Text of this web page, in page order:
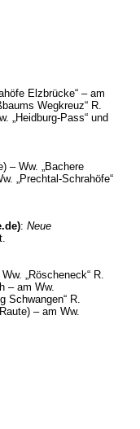
Elzbrücke“ – am
Wegkreuz“ R.
„Heidburg-Pass“ und
– Ww. „Bachere
„Prechtal-Schrahöfe“
: Neue
„Röscheneck“ R.
– am Ww.
Schwangen“ R.
– am Ww.